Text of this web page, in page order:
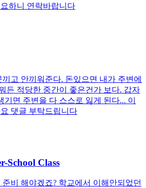
하니 연락바랍니다
고 안끼워준다. 돈있으면 내가 주변에
든 적당한 중간이 좋은건가 보다. 갑자
기면 주변을 다 스스로 잃게 된다... 이
댓글 부탁드립니다
School Class
비 해야겠죠? 학교에서 이해안되었던